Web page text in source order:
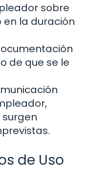
sobre
la duración
de que se le
de Uso